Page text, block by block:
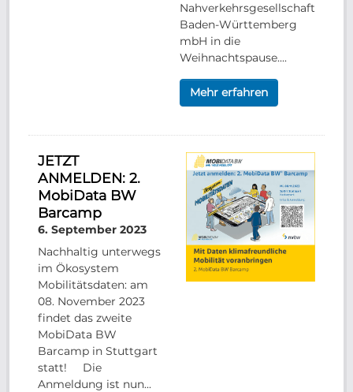
Nahverkehrsgesellschaft
Baden-Württemberg
mbH in die
Weihnachtspause....
Mehr erfahren
JETZT
ANMELDEN: 2.
MobiData BW
Barcamp
6. September 2023
Nachhaltig unterwegs
im Ökosystem
Mobilitätsdaten: am
08. November 2023
findet das zweite
MobiData BW
Barcamp in Stuttgart
statt! Die
Anmeldung ist nun...